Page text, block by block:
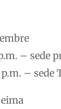
– sede
– sede